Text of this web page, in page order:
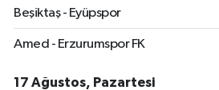
Beşiktaş - Eyüpspor
Amed - Erzurumspor FK
17 Ağustos, Pazartesi